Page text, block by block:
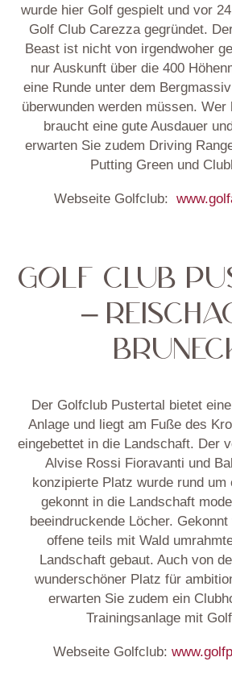
wurde hier Golf gespielt und vor
Golf Club Carezza gegründet.
Beast ist nicht von irgendwoher
nur Auskunft über die 400
eine Runde unter dem
überwunden werden müssen.
braucht eine gute Ausdauer
erwarten Sie zudem Driving
Putting Green und
Webseite Golfclub:
GOLF CLUB
–
Der Golfclub Pustertal bietet
Anlage und liegt am Fuße des
eingebettet in die Landschaft. Der
Alvise Rossi Fioravanti und
konzipierte Platz wurde rund um
gekonnt in die Landschaft
beeindruckende Löcher.
offene teils mit Wald
Landschaft gebaut. Auch von
wunderschöner Platz für
erwarten Sie zudem ein
Trainingsanlage mit
Webseite Golfclub: